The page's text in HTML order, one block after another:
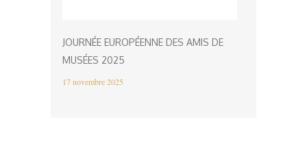
JOURNÉE EUROPÉENNE DES AMIS DE
MUSÉES 2025
17 novembre 2025